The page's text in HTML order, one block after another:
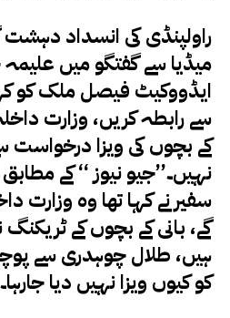
راولپنڈی کی انسداد دہشت
میڈیا سے گفتگو میں علیمہ
ایڈووکیٹ فیصل ملک کو
سے رابطہ کریں، وزارت
کے بچوں کی ویزا درخواست
نہیں۔’’جیو نیوز ‘‘ کے
سفیر نے کہا تھا وہ وزارت
گے، بانی کے بچوں کے
ہیں، طلال چوہدری سے
کو کیوں ویزا نہیں دیا جارہا۔